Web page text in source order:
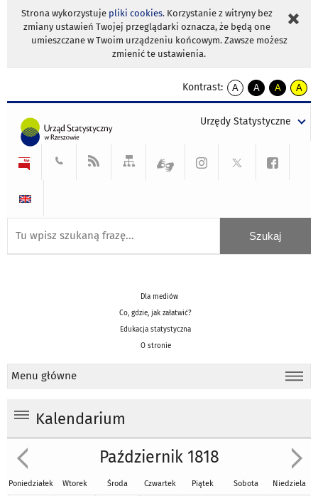
Strona wykorzystuje pliki cookies. Korzystanie z witryny bez
zmiany ustawień Twojej przeglądarki oznacza, że będą one
umieszczane w Twoim urządzeniu końcowym. Zawsze możesz
zmienić te ustawienia.
Kontrast:
A
kontrast
A
kontrast
tekst
czarnym
A
kontrast
tekst
czarnym
A
tekst
żółtym
Urzędy Statystyczne
Dla mediów
Co, gdzie, jak załatwić?
Edukacja statystyczna
O stronie
Menu główne
Kalendarium
Październik 1818
Poniedziałek Wtorek Środa Czwartek Piątek Sobota Niedziela